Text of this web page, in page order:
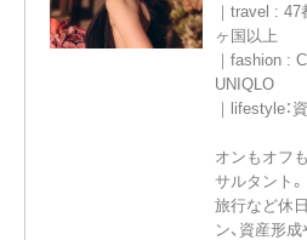
｜travel :
ヶ国以上
｜fashion :
UNIQLO
｜lifestyle：
オンもオフ
サルタント。
旅行など休
ン、資産形